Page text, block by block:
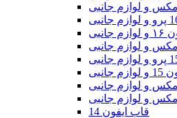
قاب ایفون 14